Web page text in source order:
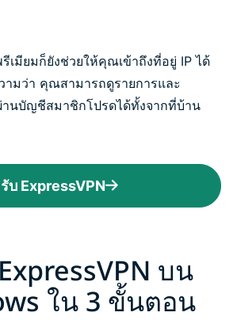
เมียมก็ยังช่วยให้คุณเข้าถึงที่อยู่ IP ได้
มว่า คุณสามารถดูรายการและ
นบัญชีสมาชิกโปรดได้ทั้งจากที่บ้าน
รับ ExpressVPN
บน
ใน 3 ขั้นตอน